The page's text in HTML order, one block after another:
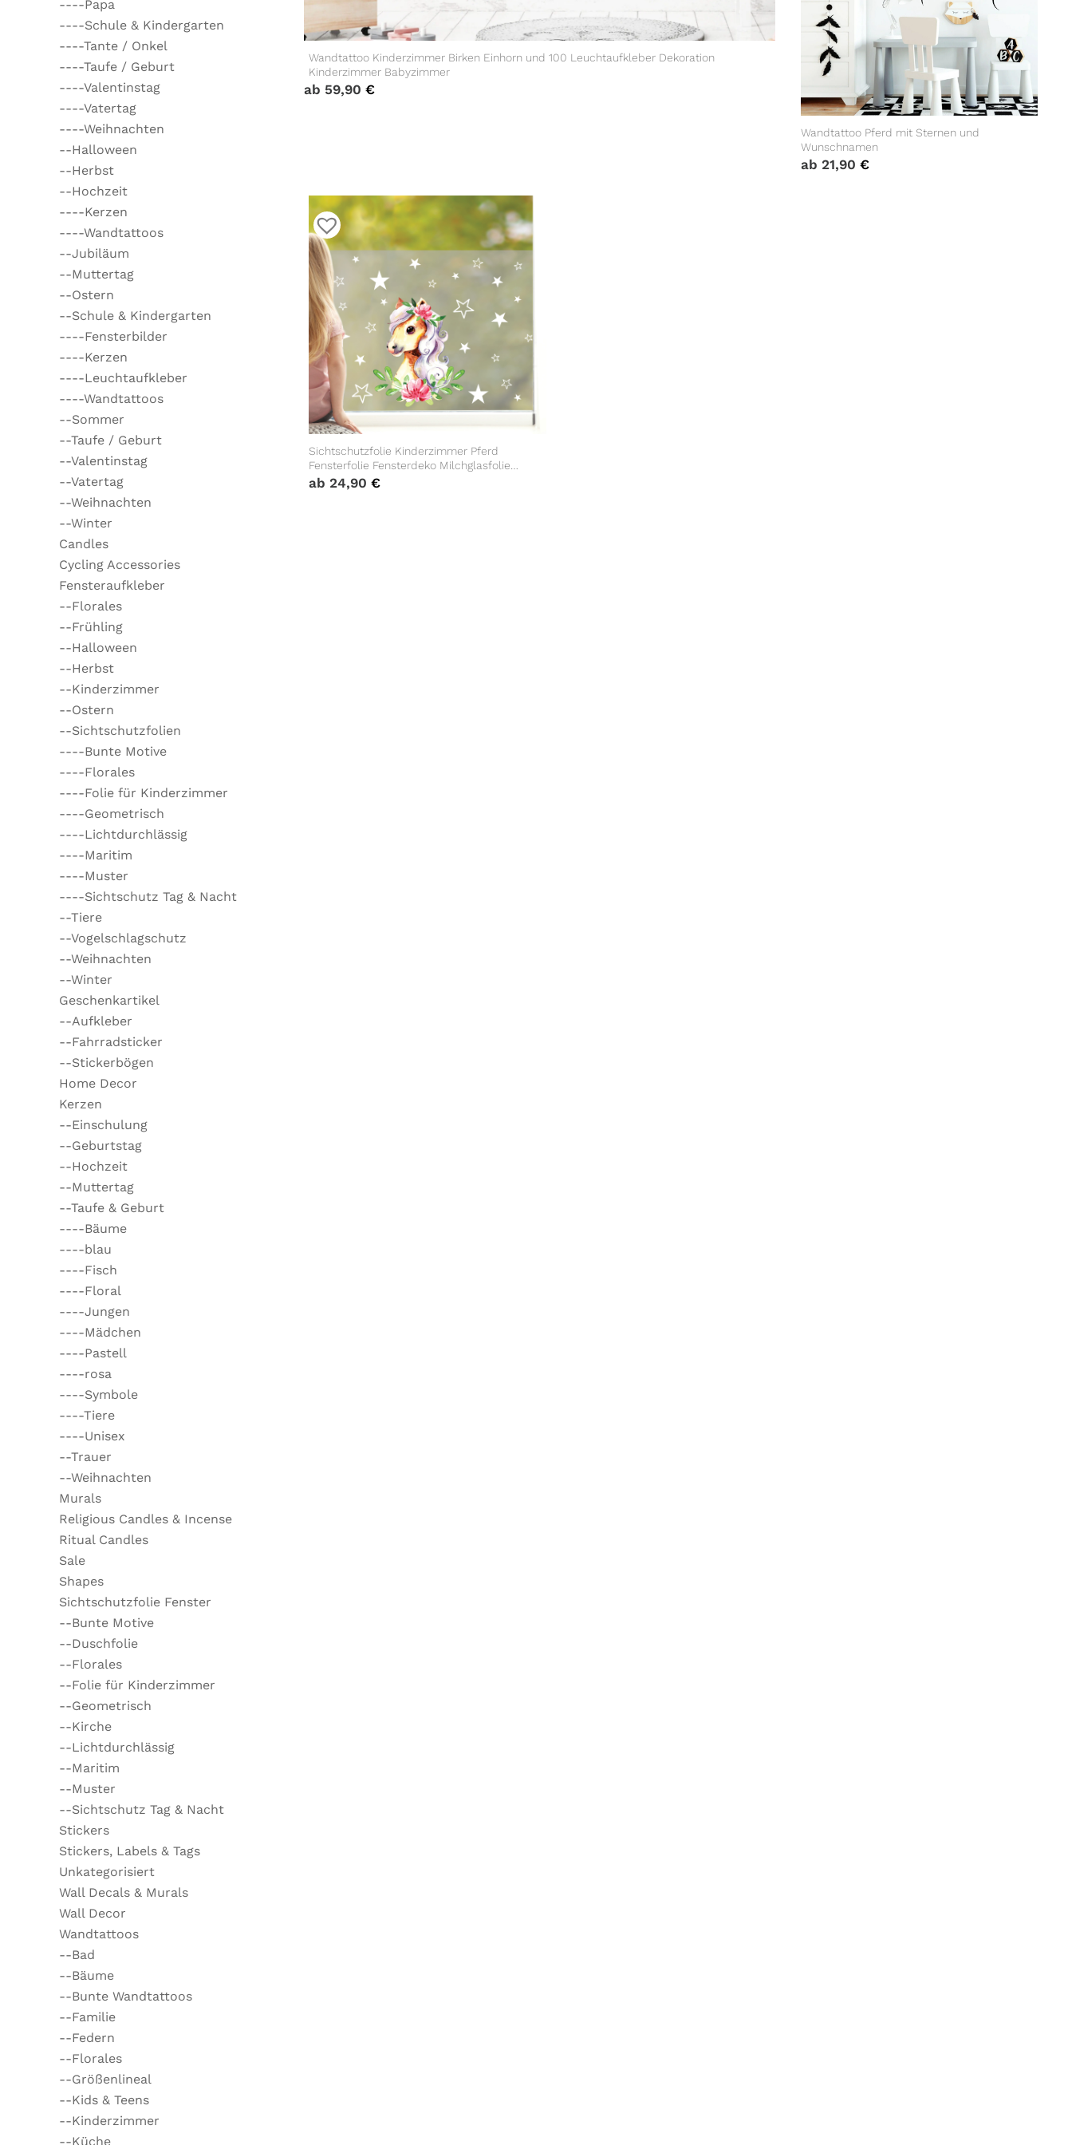
----Papa
----Schule & Kindergarten
----Tante / Onkel
----Taufe / Geburt
----Valentinstag
----Vatertag
----Weihnachten
--Halloween
--Herbst
--Hochzeit
----Kerzen
----Wandtattoos
--Jubiläum
--Muttertag
--Ostern
--Schule & Kindergarten
----Fensterbilder
----Kerzen
----Leuchtaufkleber
----Wandtattoos
--Sommer
--Taufe / Geburt
--Valentinstag
--Vatertag
--Weihnachten
--Winter
Candles
Cycling Accessories
Fensteraufkleber
--Florales
--Frühling
--Halloween
--Herbst
--Kinderzimmer
--Ostern
--Sichtschutzfolien
----Bunte Motive
----Florales
----Folie für Kinderzimmer
----Geometrisch
----Lichtdurchlässig
----Maritim
----Muster
----Sichtschutz Tag & Nacht
--Tiere
--Vogelschlagschutz
--Weihnachten
--Winter
Geschenkartikel
--Aufkleber
--Fahrradsticker
--Stickerbögen
Home Decor
Kerzen
--Einschulung
--Geburtstag
--Hochzeit
--Muttertag
--Taufe & Geburt
----Bäume
----blau
----Fisch
----Floral
----Jungen
----Mädchen
----Pastell
----rosa
----Symbole
----Tiere
----Unisex
--Trauer
--Weihnachten
Murals
Religious Candles & Incense
Ritual Candles
Sale
Shapes
Sichtschutzfolie Fenster
--Bunte Motive
--Duschfolie
--Florales
--Folie für Kinderzimmer
--Geometrisch
--Kirche
--Lichtdurchlässig
--Maritim
--Muster
--Sichtschutz Tag & Nacht
Stickers
Stickers, Labels & Tags
Unkategorisiert
Wall Decals & Murals
Wall Decor
Wandtattoos
--Bad
--Bäume
--Bunte Wandtattoos
--Familie
--Federn
--Florales
--Größenlineal
--Kids & Teens
--Kinderzimmer
--Küche
Wandtattoo Kinderzimmer Birken Einhorn und 100 Leuchtaufkleber Dekoration
Kinderzimmer Babyzimmer
ab 59,90 €
Wandtattoo Pferd mit Sternen und
Wunschnamen
ab 21,90 €
Sichtschutzfolie Kinderzimmer Pferd
Fensterfolie Fensterdeko Milchglasfolie
Mädchen Zimmer
ab 24,90 €